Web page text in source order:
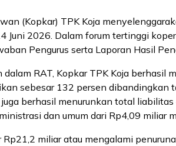
(Kopkar) TPK Koja
Juni 2026. Dalam forum tertinggi
Pengurus serta Laporan Hasil
RAT, Kopkar TPK Koja berhasil
sebesar 132 persen dibandingkan
berhasil menurunkan total
dan umum dari Rp4,09 miliar
miliar atau mengalami